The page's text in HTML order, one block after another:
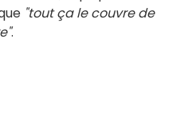
"tout ça le couvre de
.